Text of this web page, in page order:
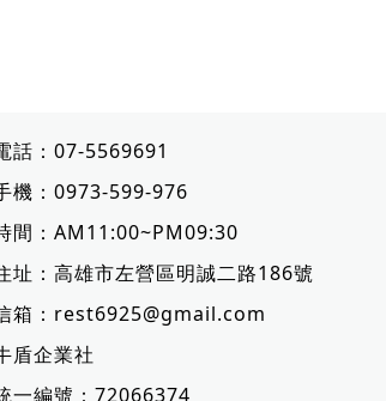
話：07-5569691
機：0973-599-976
間：AM11:00~PM09:30
址：高雄市左營區明誠二路186號
箱： rest6925@gmail.com
盾企業社
一編號：72066374